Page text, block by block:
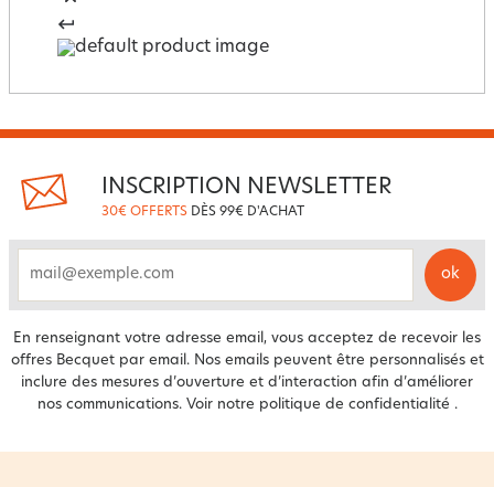
INSCRIPTION NEWSLETTER
30€ OFFERTS DÈS 99€ D'ACHAT
ok
En renseignant votre adresse email, vous acceptez de recevoir les
offres Becquet par email. Nos emails peuvent être personnalisés et
inclure des mesures d’ouverture et d’interaction afin d’améliorer
nos communications. Voir notre politique de confidentialité .